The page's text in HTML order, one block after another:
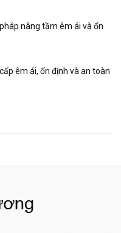
nâng tầm êm ái và ổn
êm ái, ổn định và an toàn